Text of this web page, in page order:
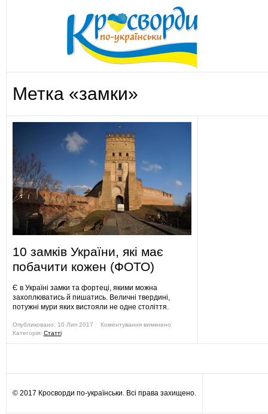
Метка «замки»
10 замків України, які має
побачити кожен (ФОТО)
Є в Україні замки та фортеці, якими можна
захоплюватись й пишатись. Величні твердині,
потужні мури яких вистояли не одне століття.
Опубликовано: 10 Лип 2017 ˑ Коментування вимкнено
Категорія: Статті
© 2017 Кросворди по-українськи. Всі права захищено.